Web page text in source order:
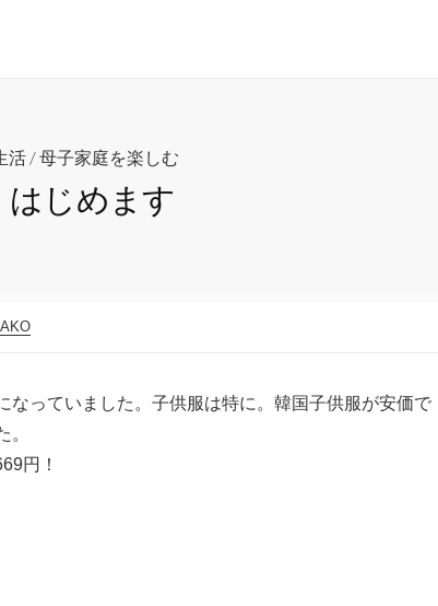
活 /母子家庭を楽しむ
はじめます
なっていました。子供服は特に。韓国子供服が安価で
。
円！